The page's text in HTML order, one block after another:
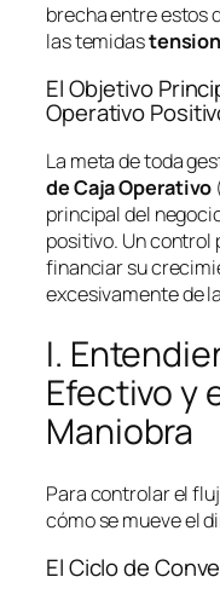
brecha entre estos
las temidas
El Objetivo
Operativo
La meta de toda
de Caja Operativo
principal del
positivo. Un control
financiar su
excesivamente de
I.
Efectivo y
Maniobra
Para controlar el
cómo se mueve el
El Ciclo de